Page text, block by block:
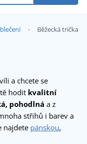
Běžecká trička
a chcete se
hodit kvalitní
pohodlná a z
střihů i barev a
najdete pánskou,